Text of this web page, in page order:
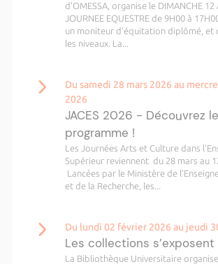
d'OMESSA, organise le DIMANCHE 12
JOURNEE EQUESTRE de 9H00 à
un moniteur d’équitation diplômé, et
les niveaux. La...
Du samedi 28 mars 2026 au
2026
JACES 2026 - Découvrez le
programme !
Les Journées Arts et Culture dans
Supérieur reviennent du 28 mars au
Lancées par le Ministère de
et de la Recherche, les...
Du lundi 02 février 2026 au jeudi
Les collections s’exposent
La Bibliothèque Universitaire